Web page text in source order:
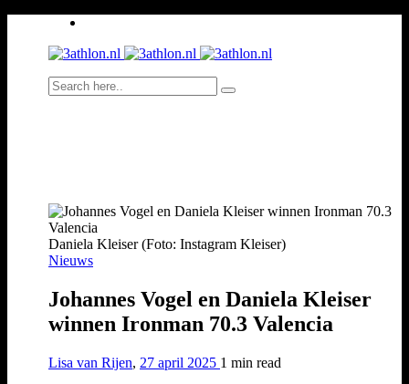
Daniela Kleiser (Foto: Instagram Kleiser)
Nieuws
Johannes Vogel en Daniela Kleiser
winnen Ironman 70.3 Valencia
Lisa van Rijen, 27 april 2025 1 min read